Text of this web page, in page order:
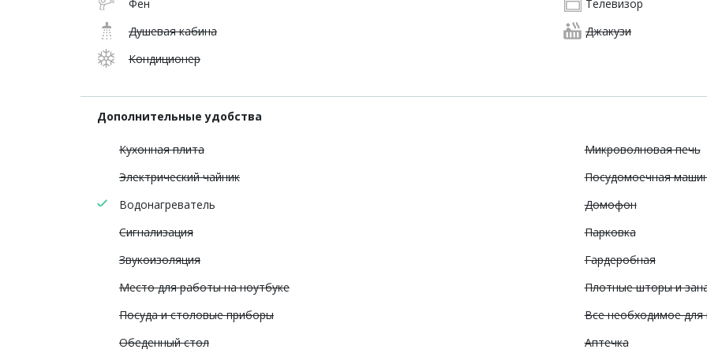
Фен
Телевизор
Душевая кабина
Джакузи
Кондиционер
Дополнительные удобства
Кухонная плита
Микроволновая печь
Электрический чайник
Посудомоечная
Водонагреватель
Домофон
Сигнализация
Парковка
Звукоизоляция
Гардеробная
Место для работы на ноутбуке
Плотные шторы и
Посуда и столовые приборы
Все необходимое для
Обеденный стол
Аптечка